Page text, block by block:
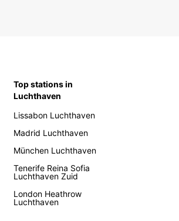
Top stations in
Luchthaven
Lissabon Luchthaven
Madrid Luchthaven
München Luchthaven
Tenerife Reina Sofia
Luchthaven Zuid
London Heathrow
Luchthaven